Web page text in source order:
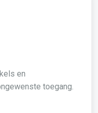
en
toegang.